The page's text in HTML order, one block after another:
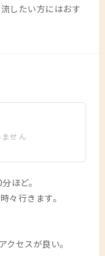
したい方にはおす
せん
ほど。
々行きます。
セスが良い。